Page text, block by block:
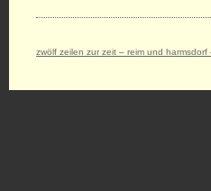
zwölf zeilen zur zeit – reim und